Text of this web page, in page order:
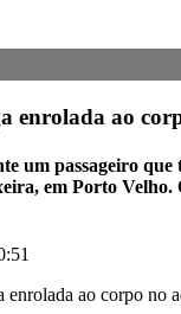
enrolada ao
um passageiro
em Porto